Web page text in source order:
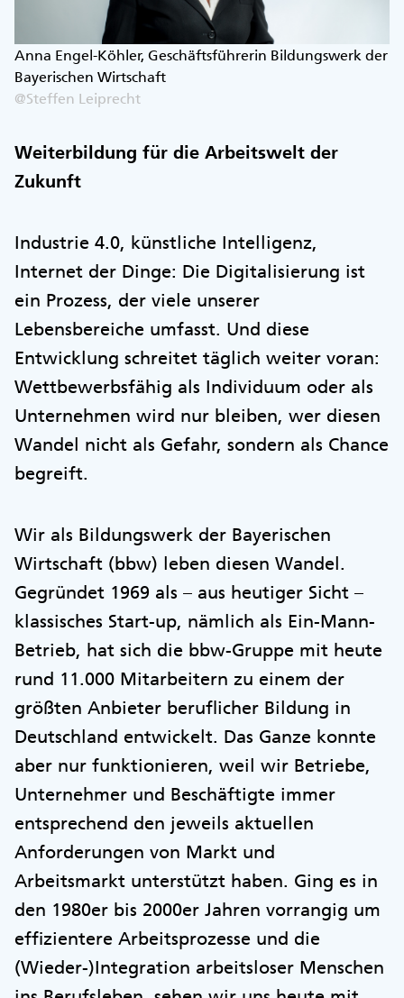
Anna Engel-Köhler, Geschäftsführerin Bildungswerk der
Bayerischen Wirtschaft
@Steffen Leiprecht
Weiterbildung für die Arbeitswelt der
Zukunft
Industrie 4.0, künstliche Intelligenz,
Internet der Dinge: Die Digitalisierung ist
ein Prozess, der viele unserer
Lebensbereiche umfasst. Und diese
Entwicklung schreitet täglich weiter voran:
Wettbewerbsfähig als Individuum oder als
Unternehmen wird nur bleiben, wer diesen
Wandel nicht als Gefahr, sondern als Chance
begreift.
Wir als Bildungswerk der Bayerischen
Wirtschaft (bbw) leben diesen Wandel.
Gegründet 1969 als – aus heutiger Sicht –
klassisches Start-up, nämlich als Ein-Mann-
Betrieb, hat sich die bbw-Gruppe mit heute
rund 11.000 Mitarbeitern zu einem der
größten Anbieter beruflicher Bildung in
Deutschland entwickelt. Das Ganze konnte
aber nur funktionieren, weil wir Betriebe,
Unternehmer und Beschäftigte immer
entsprechend den jeweils aktuellen
Anforderungen von Markt und
Arbeitsmarkt unterstützt haben. Ging es in
den 1980er bis 2000er Jahren vorrangig um
effizientere Arbeitsprozesse und die
(Wieder-)Integration arbeitsloser Menschen